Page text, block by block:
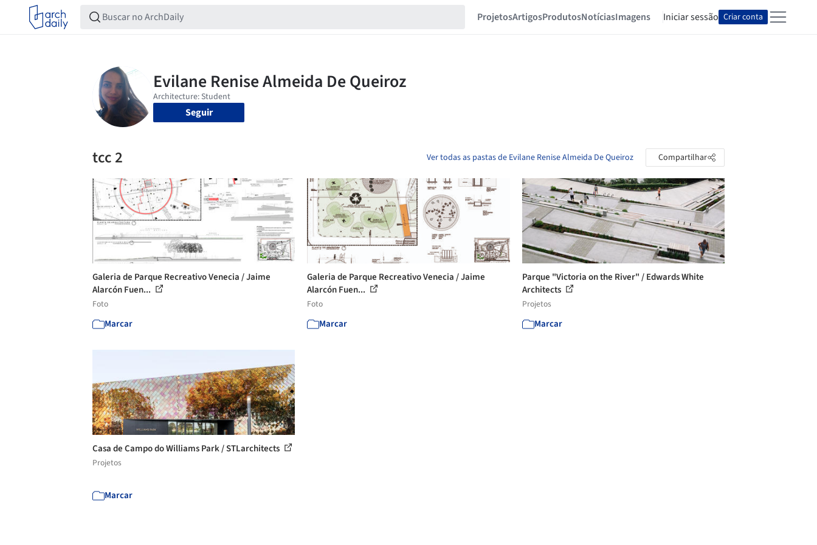
ProjetosArtigosProdutosNotíciasImagens Iniciar sessão Criar conta
Seguir
tcc 2 Ver todas as pastas de Evilane Renise Almeida De Queiroz Compartilhar
Galeria de Parque Recreativo Venecia / Jaime
Alarcón Fuen...
Foto
Marcar
Galeria de Parque Recreativo Venecia / Jaime
Alarcón Fuen...
Foto
Marcar
Parque "Victoria on the River" / Edwards White
Architects
Projetos
Marcar
Casa de Campo do Williams Park / STLarchitects
Projetos
Marcar